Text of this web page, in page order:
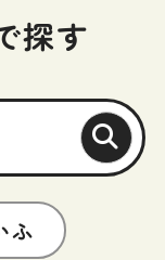
探す
ふ